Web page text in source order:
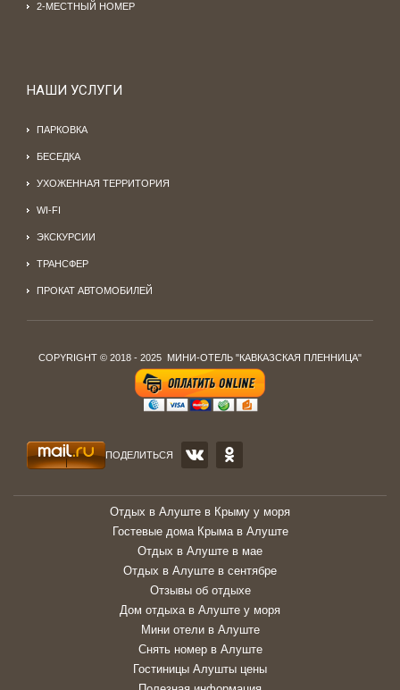
2-МЕСТНЫЙ НОМЕР
НАШИ УСЛУГИ
ПАРКОВКА
БЕСЕДКА
УХОЖЕННАЯ ТЕРРИТОРИЯ
WI-FI
ЭКСКУРСИИ
ТРАНСФЕР
ПРОКАТ АВТОМОБИЛЕЙ
COPYRIGHT © 2018 - 2025 МИНИ-ОТЕЛЬ "КАВКАЗСКАЯ ПЛЕННИЦА"
ПОДЕЛИТЬСЯ
Отдых в Алуште в Крыму у моря
Гостевые дома Крыма в Алуште
Отдых в Алуште в мае
Отдых в Алуште в сентябре
Отзывы об отдыхе
Дом отдыха в Алуште у моря
Мини отели в Алуште
Снять номер в Алуште
Гостиницы Алушты цены